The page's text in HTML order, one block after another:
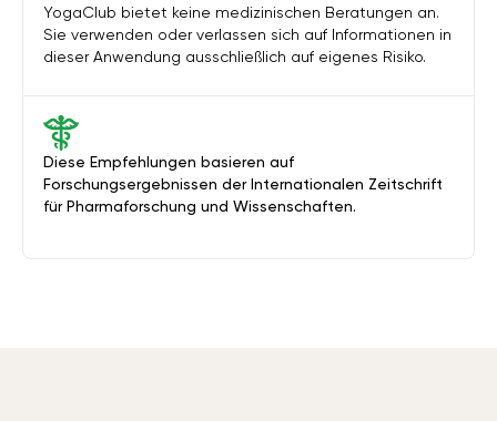
Diese Empfehlungen basieren auf
Forschungsergebnissen der Internationalen Zeitschrift
für Pharmaforschung und Wissenschaften.
YogaClub bietet keine medizinischen Beratungen an.
Sie verwenden oder verlassen sich auf Informationen in
dieser Anwendung ausschließlich auf eigenes Risiko.